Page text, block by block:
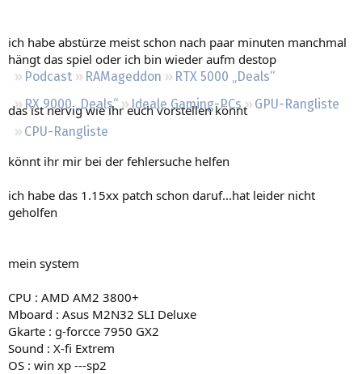
Podcast RAMageddon
RTX 5000 „Deals“
RX 9000 „Deals“
Ideale Gaming-PCs
GPU-Rangliste
CPU-Rangliste
ich habe abstürze meist schon nach paar minuten manchmal
hängt das spiel oder ich bin wieder aufm destop
das ist nervig wie ihr euch vorstellen könnt
könnt ihr mir bei der fehlersuche helfen
ich habe das 1.15xx patch schon daruf...hat leider nicht
geholfen
mein system
CPU : AMD AM2 3800+
Mboard : Asus M2N32 SLI Deluxe
Gkarte : g-forcce 7950 GX2
Sound : X-fi Extrem
OS : win xp ---sp2